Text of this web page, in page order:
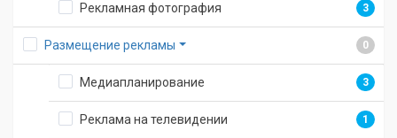
Рекламная фотография 3
Размещение рекламы 0
Медиапланирование 3
Реклама на телевидении 1